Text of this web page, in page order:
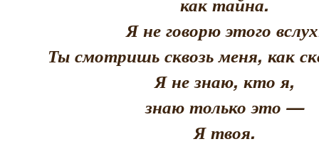
Я не говорю этого
Ты смотришь сквозь меня, как
Я не знаю, кто я,
знаю только это —
Я твоя.